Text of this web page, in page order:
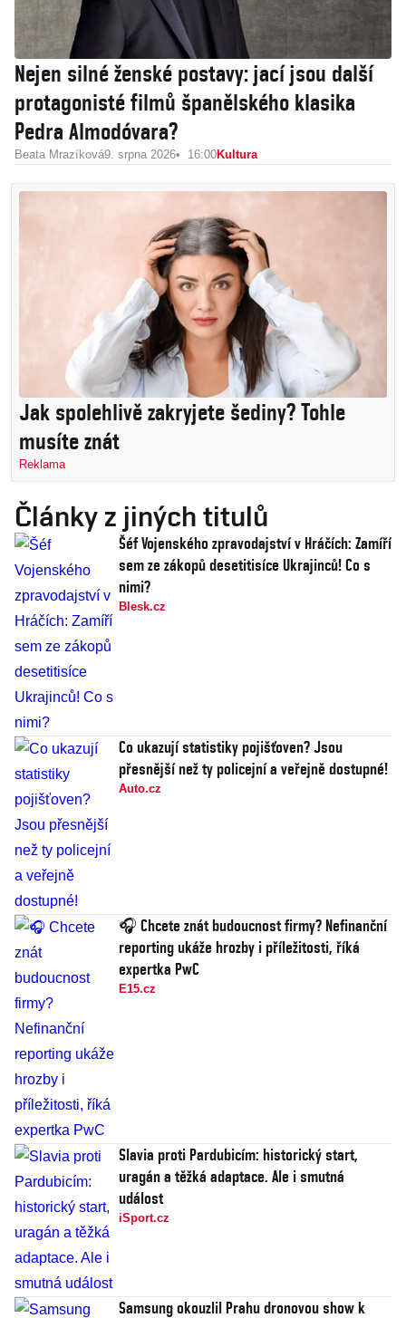
Nejen silné ženské postavy: jací jsou další
protagonisté filmů španělského klasika
Pedra Almodóvara?
Beata Mrazíková9. srpna 2026 16:00Kultura
Jak spolehlivě zakryjete šediny? Tohle
musíte znát
Reklama
Články z jiných titulů
Šéf Vojenského zpravodajství v Hráčích: Zamíří
sem ze zákopů desetitisíce Ukrajinců! Co s
nimi?
Blesk.cz
Co ukazují statistiky pojišťoven? Jsou
přesnější než ty policejní a veřejně dostupné!
Auto.cz
🎧 Chcete znát budoucnost firmy? Nefinanční
reporting ukáže hrozby i příležitosti, říká
expertka PwC
E15.cz
Slavia proti Pardubicím: historický start,
uragán a těžká adaptace. Ale i smutná
událost
iSport.cz
Samsung okouzlil Prahu dronovou show k